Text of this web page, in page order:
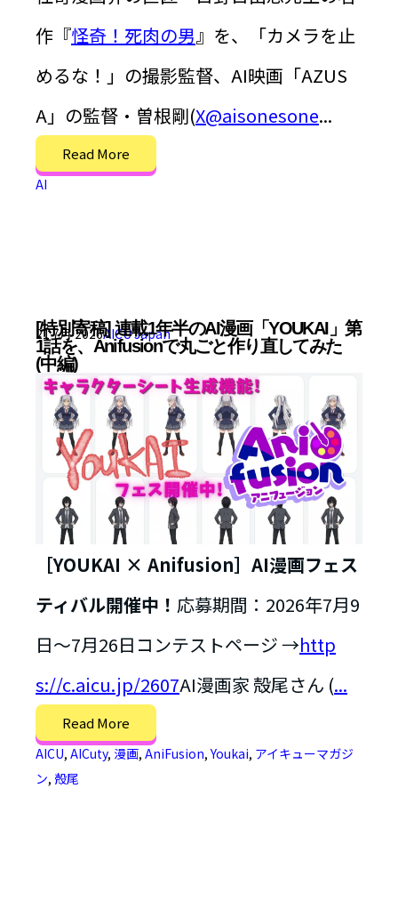
作『怪奇！死肉の男』を、「カメラを止
めるな！」の撮影監督、AI映画「AZUS
A」の監督・曽根剛(X@aisonesone...
Read More
AI
[特別寄稿] 連載1年半のAI漫画「YOUKAI」第
1話を、Anifusionで丸ごと作り直してみた
(中編)
21 7月 2026AICU Japan
［YOUKAI × Anifusion］AI漫画フェス
ティバル開催中！ 応募期間：2026年7月9
日〜7月26日コンテストページ →http
s://c.aicu.jp/2607AI漫画家 殻尾さん (...
Read More
AICU, AICuty, 漫画, AniFusion,Youkai, アイキューマガジ
ン, 殻尾